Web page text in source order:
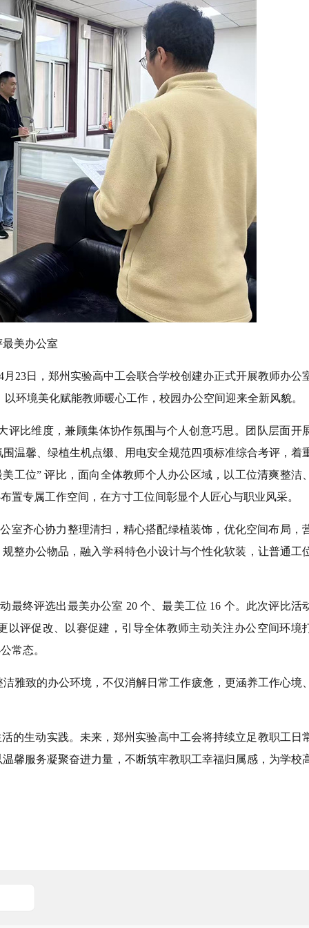
美办公室
日，郑州实验高中工会联合学校创建办正式开展教师办公
环境美化赋能教师暖心工作，校园办公空间迎来全新风貌。
比维度，兼顾集体协作氛围与个人创意巧思。团队层面开
温馨、绿植生机点缀、用电安全规范四项标准综合考评，着
工位” 评比，面向全体教师个人办公区域，以工位清爽整洁
专属工作空间，在方寸工位间彰显个人匠心与职业风采。
齐心协力整理清扫，精心搭配绿植装饰，优化空间布局，
整办公物品，融入学科特色小设计与个性化软装，让普通工
终评选出最美办公室 20 个、最美工位 16 个。此次评比活
评促改、以赛促建，引导全体教师主动关注办公空间环境
常态。
雅致的办公环境，不仅消解日常工作疲惫，更涵养工作心境
生动实践。未来，郑州实验高中工会将持续立足教职工日
馨服务凝聚奋进力量，不断筑牢教职工幸福归属感，为学校